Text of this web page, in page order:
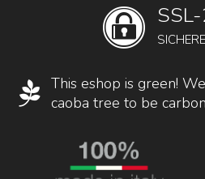
This eshop is green!
caoba tree to be